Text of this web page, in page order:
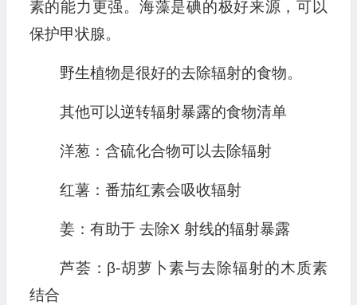
素的能力更强。海藻是碘的极好来源，可以
保护甲状腺。
野生植物是很好的去除辐射的食物。
其他可以逆转辐射暴露的食物清单
洋葱：含硫化合物可以去除辐射
红薯：番茄红素会吸收辐射
姜：有助于 去除X 射线的辐射暴露
芦荟：β-胡萝卜素与去除辐射的木质素
结合